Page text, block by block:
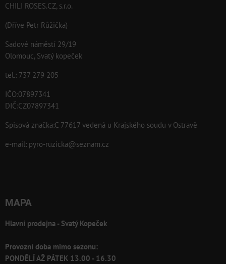
CHILI ROSES.CZ, s.r.o.
(Dříve Petr Růžička)
Sadové náměstí 29/19
Olomouc, Svatý kopeček
tel.: 737 279 205
IČO:07897341
DIČ:CZ07897341
Spisová značka:C 77617 vedená u Krajského soudu v Ostravě
e-mail: pyro-ruzicka@seznam.cz
MAPA
Hlavní prodejna - Svatý Kopeček
Provozní doba mimo sezonu:
PONDĚLÍ AŽ PÁTEK 13.00 - 16.30